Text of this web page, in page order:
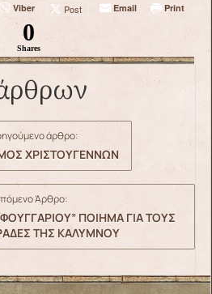
Viber Post Email Print
0
Shares
άρθρο:
ΧΡΙΣΤΟΥΓΕΝΝΩΝ
Άρθρο:
ΠΟΙΗΜΑ ΓΙΑ ΤΟΥΣ
ΤΗΣ ΚΑΛΥΜΝΟΥ